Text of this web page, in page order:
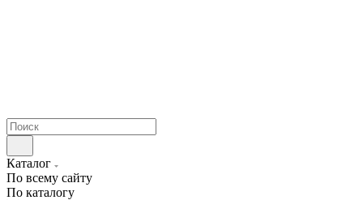
Каталог
По всему сайту
По каталогу